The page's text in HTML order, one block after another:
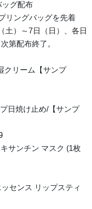
ッグ配布
リングバッグを先着
土）～7日（日）、各日
第配布終了。
クリーム【サンプ
日焼け止め/【サンプ
サンチン マスク (1枚
センス リップスティ